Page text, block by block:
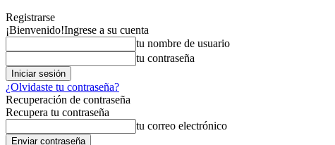
Registrarse
¡Bienvenido!Ingrese a su cuenta
tu nombre de usuario
tu contraseña
¿Olvidaste tu contraseña?
Recuperación de contraseña
Recupera tu contraseña
tu correo electrónico